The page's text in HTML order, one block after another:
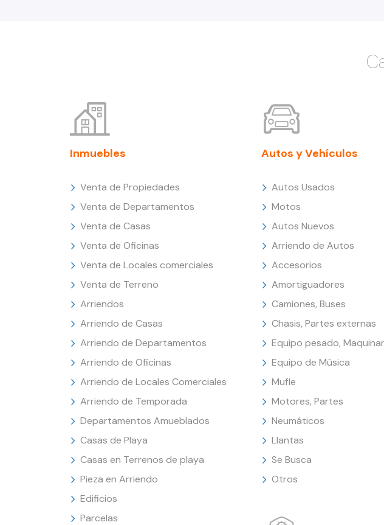
Inmuebles
Venta de Propiedades
Venta de Departamentos
Venta de Casas
Venta de Oficinas
Venta de Locales comerciales
Venta de Terreno
Arriendos
Arriendo de Casas
Arriendo de Departamentos
Arriendo de Oficinas
Arriendo de Locales Comerciales
Arriendo de Temporada
Departamentos Amueblados
Casas de Playa
Casas en Terrenos de playa
Pieza en Arriendo
Edificios
Parcelas
Autos y Vehículos
Autos Usados
Motos
Autos Nuevos
Arriendo de Autos
Accesorios
Amortiguadores
Camiones, Buses
Chasis, Partes externas
Equipo pesado,
Equipo de Música
Mufle
Motores, Partes
Neumáticos
Llantas
Se Busca
Otros